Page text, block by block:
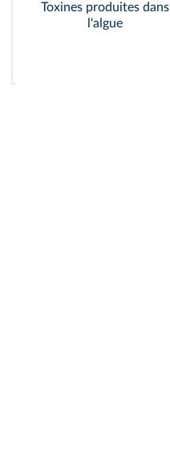
Toxines produites dans
l'algue